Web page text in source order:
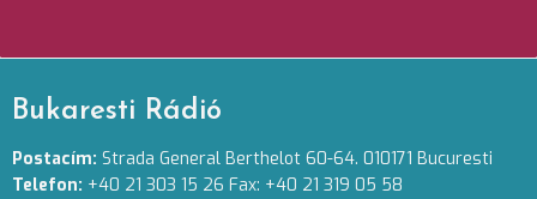
Bukaresti Rádió
Postacím: Strada General Berthelot 60-64. 010171 Bucuresti
Telefon: +40 21 303 15 26 Fax: +40 21 319 05 58